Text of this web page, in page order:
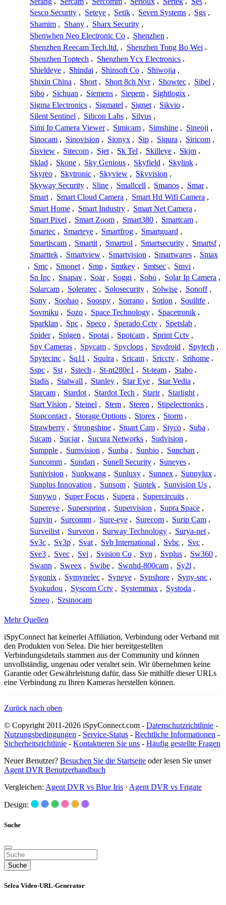
Sesco Security , Seteye , Setik , Seven Systems , Sgs ,
Shamim , Shany , Sharx Security ,
Shenwhen Neo Electronic Co , Shenzhen ,
Shenzhen Reecam Tech.ltd. , Shenzhen Tong Bo Wei ,
Shenzhen Toptech , Shenzhen Ycx Electronics ,
Shieldeye , Shindai , Shinsoft Co , Shiwojia ,
Shixin China , Short , Short 8ch Nvr , Showtec , Sibel ,
Sibo , Sichuan , Siemens , Siepem , Sightlogix ,
Sigma Electronics , Sigmatel , Signet , Sikvio ,
Silent Sentinel , Silicon Labs , Silvus ,
Simi Ip Camera Viewer , Simicam , Simshine , Sineoji ,
Sinocam , Sinovision , Sionyx , Sip , Siqura , Siricom ,
Sisview , Sitecom , Sjet , Sk Tel , Skilleye , Skjm ,
Sklad , Skone , Sky Genious , Skyfield , Skylink ,
Skyreo , Skytronic , Skyview , Skyvision ,
Skyway Security , Sline , Smallcell , Smanos , Smar ,
Smart , Smart Cloud Camera , Smart Hd Wifi Camera ,
Smart Home , Smart Industry , Smart Net Camera ,
Smart Pixel , Smart Zoom , Smart380 , Smartcam ,
Smartec , Smarteye , Smartfrog , Smartguard ,
Smartiscam , Smartit , Smartrol , Smartsecurity , Smartsf ,
Smarttek , Smartview , Smartvision , Smartwares , Smax
, Smc , Smonet , Smp , Smtkey , Smtsec , Smvi ,
Sn Ipc , Snapav , Soar , Soggi , Soho , Solar Ip Camera ,
Solarcam , Soleratec , Solosecurity , Solwise , Sonoff ,
Sony , Soohao , Soospy , Sorrano , Sotion , Soullife ,
Sovmiku , Sozo , Space Technology , Spacetronik ,
Sparklan , Spc , Speco , Sperado Cctv , Spetslab ,
Spider , Spigen , Spotai , Spotcam , Sprint Cctv ,
Spy Cameras , Spycam , Spyclops , Spydroid , Spytech ,
Spytecinc , Sq11 , Squira , Sricam , Sricctv , Srihome ,
Sspc , Sst , Sstech , St-nt280e1 , St-team , Stabo ,
Stadis , Stalwall , Stanley , Star Eye , Star Vedia ,
Starcam , Stardot , Stardot Tech , Starir , Starlight ,
Start Vision , Steinel , Stem , Steren , Stipelectronics ,
Stopcontact , Storage Options , Storex , Storm ,
Strawberry , Strongshine , Stuart Cam , Styco , Suba ,
Sucam , Sucjar , Sucura Networks , Sudvision ,
Sumpple , Sumvision , Sunba , Sunbio , Sunchan ,
Suncomm , Sundari , Sunell Security , Suneyes ,
Sunivision , Sunkwang , Sunluxy , Sunnex , Sunnylux ,
Sunplus Innovation , Sunsom , Suntek , Sunvision Us ,
Sunywo , Super Focus , Supera , Supercircuits ,
Supereye , Superspring , Supervision , Supra Space ,
Supvin , Surcomm , Sure-eye , Surecom , Surip Cam ,
Surveilist , Surveon , Surway Technology , Surya-net ,
Sv3c , Sv3p , Svat , Svb International , Svbc , Svc ,
Sve3 , Svec , Svi , Svision Co , Svn , Svplus , Sw360 ,
Swann , Sweex , Swibe , Swnhd-800cam , Sy2l ,
Sygonix , Symynelec , Syneye , Synshore , Syny-snc ,
Syokudou , Syscom Cctv , Systemmax , Systoda ,
Szneo , Szsinocam
Mehr Quellen
iSpyConnect hat keinerlei Affiliation, Verbindung oder Verband mit
den Produkten von Selea. Die hier bereitgestellten
Verbindungsdetails stammen aus der Community und können
unvollständig, ungenau oder veraltet sein. Wir übernehmen keine
Garantie oder Gewährleistung dafür, dass Sie mithilfe dieser URLs
eine Verbindung zu Ihren Kameras herstellen können.
Zurück nach oben
© Copyright 2011-2026 iSpyConnect.com - Datenschutzrichtlinie -
Nutzungsbedingungen - Service-Status - Rechtliche Informationen -
Sicherheitsrichtlinie - Kontaktieren Sie uns - Häufig gestellte Fragen
Neuer Benutzer? Besuchen Sie die Startseite oder lesen Sie unser
Agent DVR Benutzerhandbuch
Vergleichen: Agent DVR vs Blue Iris · Agent DVR vs Frigate
Design:
Suche
Suche
Selea Video-URL-Generator